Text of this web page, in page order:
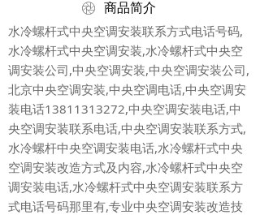
商品简介
水冷螺杆式中央空调安装联系方式电话号码,
水冷螺杆式中央空调安装,水冷螺杆式中央空
调安装公司,中央空调安装,中央空调安装公司,
北京中央空调安装,中央空调电话,中央空调安
装电话13811313272,中央空调安装电话,中
央空调安装联系电话,中央空调安装联系方式,
水冷螺杆中央空调安装电话,水冷螺杆式中央
空调安装改造方式及内容,水冷螺杆式中央空
调安装电话,水冷螺杆式中央空调安装联系方
式电话号码那里有,专业中央空调安装改造技
ꁵ